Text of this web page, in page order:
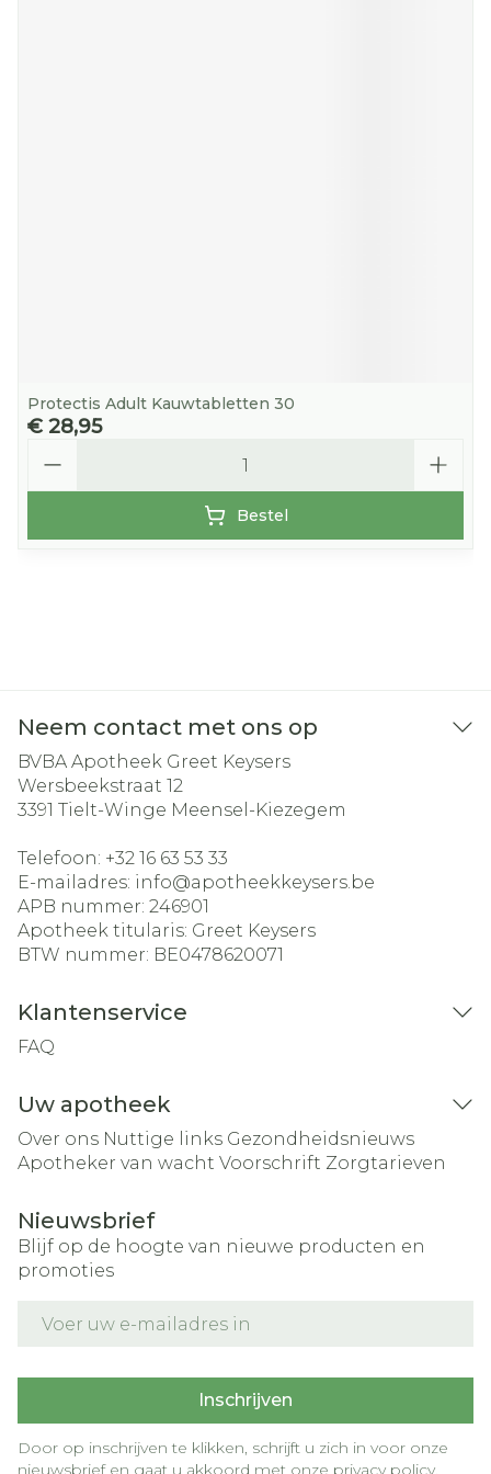
Protectis Adult Kauwtabletten 30
€ 28,95
Bestel
Neem contact met ons op
BVBA Apotheek Greet Keysers
Wersbeekstraat 12
3391 Tielt-Winge Meensel-Kiezegem
Telefoon: +32 16 63 53 33
E-mailadres: info@apotheekkeysers.be
APB nummer: 246901
Apotheek titularis: Greet Keysers
BTW nummer: BE0478620071
Klantenservice
FAQ
Uw apotheek
Over ons Nuttige links Gezondheidsnieuws
Apotheker van wacht Voorschrift Zorgtarieven
Nieuwsbrief
Blijf op de hoogte van nieuwe producten en
promoties
Inschrijven
Door op inschrijven te klikken, schrijft u zich in voor onze
nieuwsbrief en gaat u akkoord met onze privacy policy